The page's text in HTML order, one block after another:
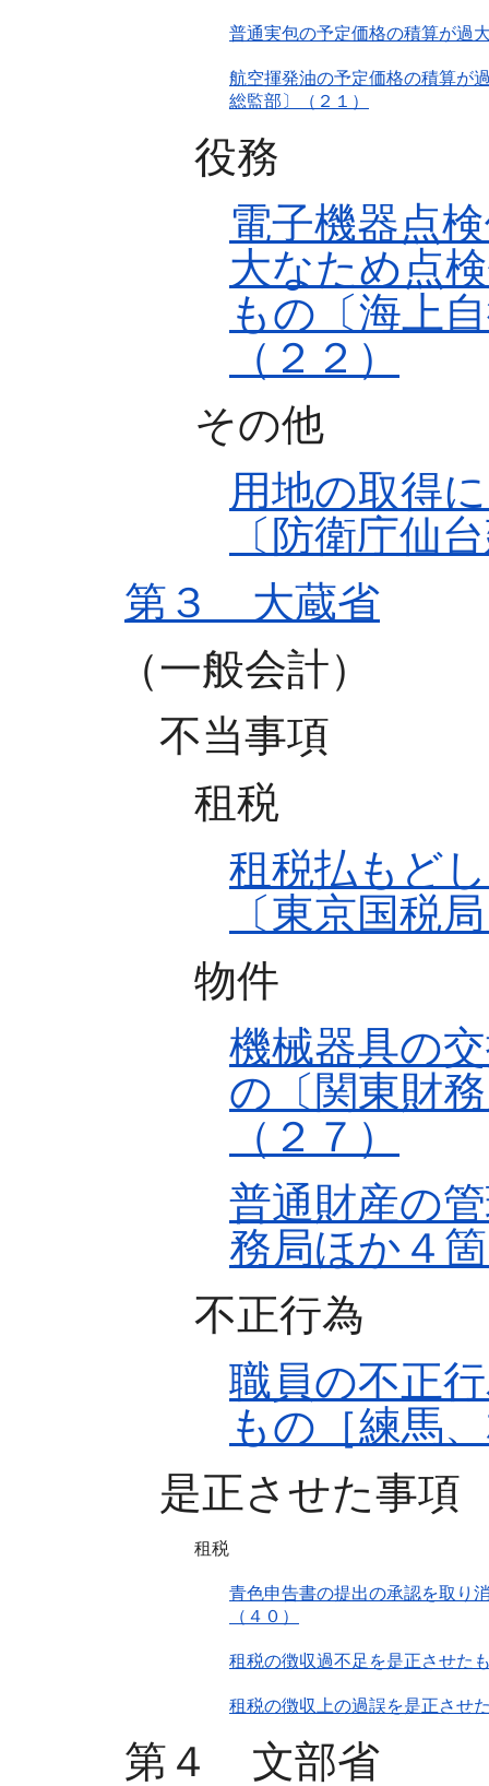
普通実包の予定価格の積算が過
航空揮発油の予定価格の積算が
総監部〕（２１）
役務
電子機器点
大なため点
もの〔海上
（２２）
その他
用地の取得
〔防衛庁仙
第３ 大蔵省
（一般会計）
不当事項
租税
租税払もど
〔東京国税
物件
機械器具の
の〔関東財
（２７）
普通財産の
務局ほか４
不正行為
職員の不正
もの［練馬
是正させた事項
租税
青色申告書の提出の承認を取り
（４０）
租税の徴収過不足を是正させた
租税の徴収上の過誤を是正させ
第４ 文部省